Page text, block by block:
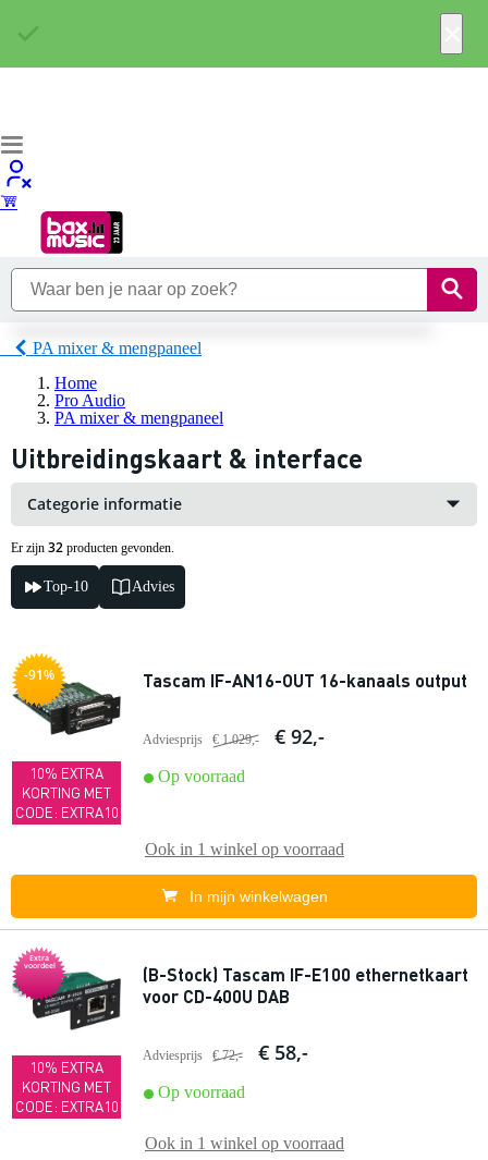
PA mixer & mengpaneel
Home
Pro Audio
PA mixer & mengpaneel
Uitbreidingskaart & interface
Categorie informatie
Er zijn 32 producten gevonden.
Top-10 Advies
-91%
10% EXTRA
KORTING MET
CODE: EXTRA10
Tascam IF-AN16-OUT 16-kanaals output
Adviesprijs € 1.029,- € 92,-
Op voorraad
Ook in 1 winkel op voorraad
In mijn winkelwagen
Extra
voordeel
10% EXTRA
KORTING MET
CODE: EXTRA10
(B-Stock) Tascam IF-E100 ethernetkaart
voor CD-400U DAB
Adviesprijs € 72,- € 58,-
Op voorraad
Ook in 1 winkel op voorraad